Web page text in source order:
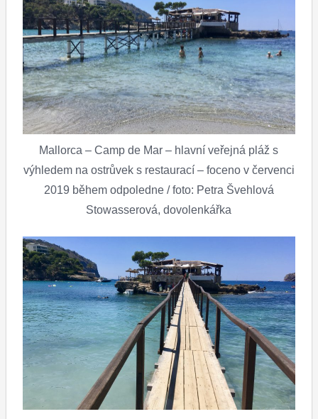
Mallorca – Camp de Mar – hlavní veřejná pláž s
výhledem na ostrůvek s restaurací – foceno v červenci
2019 během odpoledne / foto: Petra Švehlová
Stowasserová, dovolenkářka